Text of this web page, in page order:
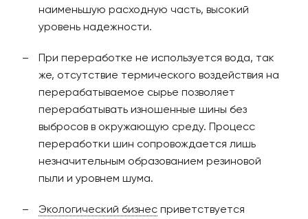
наименьшую расходную часть, высокий
уровень надежности.
При переработке не используется вода, так
же, отсутствие термического воздействия на
перерабатываемое сырье позволяет
перерабатывать изношенные шины без
выбросов в окружающую среду. Процесс
переработки шин сопровождается лишь
незначительным образованием резиновой
пыли и уровнем шума.
Экологический бизнес приветствуется